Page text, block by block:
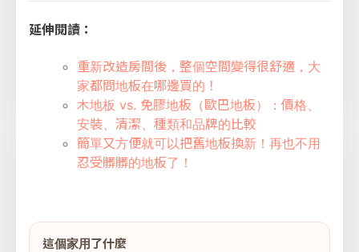
延伸閱讀：
重新改造房間後，整個空間變得很舒適，大
家都問地板在哪邊買的！
木地板 vs. 免膠地板（歐巴地板）：價格、
安裝、清潔、種類和品牌的比較
簡單又方便就可以把舊地板換新！再也不用
忍受髒髒的地板了！
這個家用了什麼